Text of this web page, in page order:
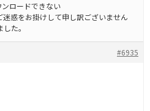
ロードできない
惑をお掛けして申し訳ございません
た。
#6935